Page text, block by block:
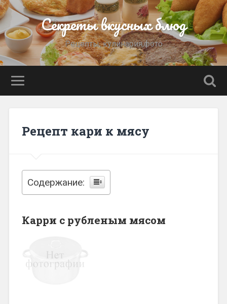
Секреты вкусных блюд
Рецепты, кулинария,фото
Рецепт кари к мясу
Содержание:
Карри с рубленым мясом